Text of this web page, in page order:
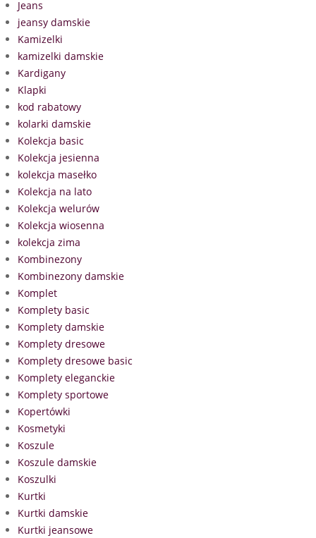
Jeans
jeansy damskie
Kamizelki
kamizelki damskie
Kardigany
Klapki
kod rabatowy
kolarki damskie
Kolekcja basic
Kolekcja jesienna
kolekcja masełko
Kolekcja na lato
Kolekcja welurów
Kolekcja wiosenna
kolekcja zima
Kombinezony
Kombinezony damskie
Komplet
Komplety basic
Komplety damskie
Komplety dresowe
Komplety dresowe basic
Komplety eleganckie
Komplety sportowe
Kopertówki
Kosmetyki
Koszule
Koszule damskie
Koszulki
Kurtki
Kurtki damskie
Kurtki jeansowe